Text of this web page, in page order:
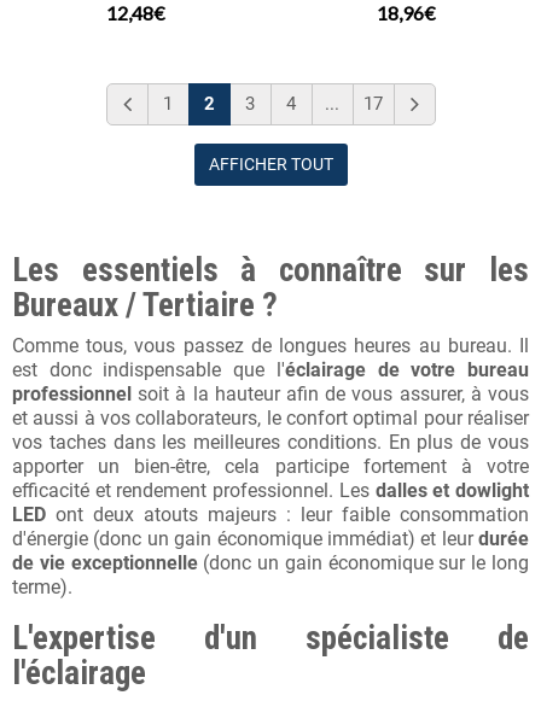
12,48€
18,96€
1 2 3 4 ... 17
AFFICHER TOUT
Les essentiels à connaître sur les
Bureaux / Tertiaire ?
Comme tous, vous passez de longues heures au bureau. Il
est donc indispensable que l'éclairage de votre bureau
professionnel soit à la hauteur afin de vous assurer, à vous
et aussi à vos collaborateurs, le confort optimal pour réaliser
vos taches dans les meilleures conditions. En plus de vous
apporter un bien-être, cela participe fortement à votre
efficacité et rendement professionnel. Les dalles et dowlight
LED ont deux atouts majeurs : leur faible consommation
d'énergie (donc un gain économique immédiat) et leurdurée
de vie exceptionnelle(donc un gain économique sur le long
terme).
L'expertise d'un spécialiste de
l'éclairage